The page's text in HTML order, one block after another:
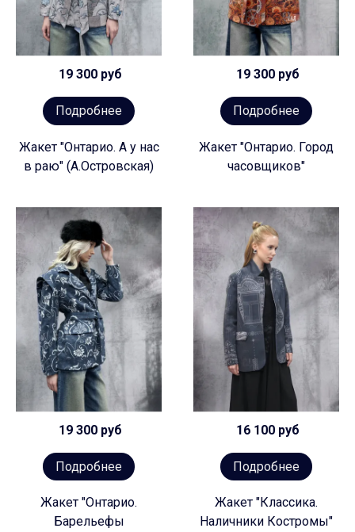
19 300 руб
Подробнее
Жакет "Онтарио. А у нас
в раю" (А.Островская)
19 300 руб
Подробнее
Жакет "Онтарио. Город
часовщиков"
19 300 руб
Подробнее
Жакет "Онтарио.
Барельефы
16 100 руб
Подробнее
Жакет "Классика.
Наличники Костромы"